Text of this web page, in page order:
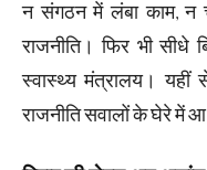
न संगठन में लंबा काम, न
राजनीति। फिर भी सीधे
स्वास्थ्य मंत्रालय। यहीं
राजनीति सवालों के घेरे में आ